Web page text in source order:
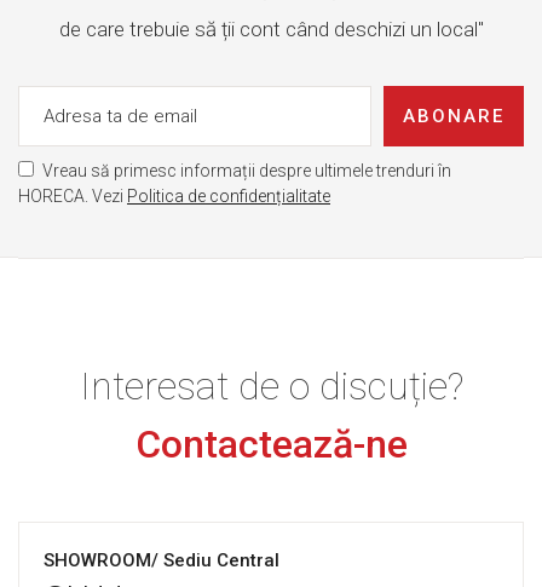
de care trebuie să ții cont când deschizi un local"
ABONARE
Vreau să primesc informații despre ultimele trenduri în
HORECA. Vezi Politica de confidențialitate
Interesat de o discuție?
Contactează-ne
SHOWROOM/ Sediu Central